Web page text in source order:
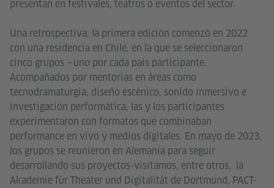
presentan en festivales, teatros o eventos del sector.
Una retrospectiva: la primera edición comenzó en 2022
con una residencia en Chile, en la que se seleccionaron
cinco grupos —uno por cada país participante.
Acompañados por mentorías en áreas como
tecnodramaturgia, diseño escénico, sonido inmersivo e
investigación performática, las y los participantes
experimentaron con formatos que combinaban
performance en vivo y medios digitales. En mayo de 2023,
los grupos se reunieron en Alemania para seguir
desarrollando sus proyectos-visitamos, entre otros, la
Akademie für Theater und Digitalität de Dortmund, PACT-